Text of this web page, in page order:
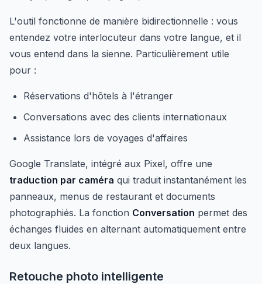
L'outil fonctionne de manière bidirectionnelle : vous
entendez votre interlocuteur dans votre langue, et il
vous entend dans la sienne. Particulièrement utile
pour :
Réservations d'hôtels à l'étranger
Conversations avec des clients internationaux
Assistance lors de voyages d'affaires
Google Translate, intégré aux Pixel, offre une
traduction par caméra qui traduit instantanément les
panneaux, menus de restaurant et documents
photographiés. La fonction Conversation permet des
échanges fluides en alternant automatiquement entre
deux langues.
Retouche photo intelligente